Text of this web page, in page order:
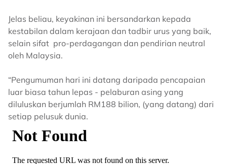
Jelas beliau, keyakinan ini bersandarkan kepada
kestabilan dalam kerajaan dan tadbir urus yang baik,
selain sifat pro-perdagangan dan pendirian neutral
oleh Malaysia.
“Pengumuman hari ini datang daripada pencapaian
luar biasa tahun lepas - pelaburan asing yang
diluluskan berjumlah RM188 bilion, (yang datang) dari
setiap pelusuk dunia.